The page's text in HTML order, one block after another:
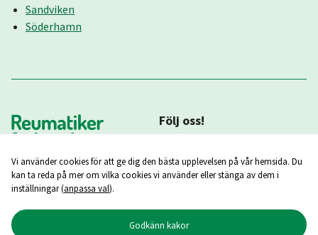
Sandviken
Söderhamn
Följ oss!
Vi använder cookies för att ge dig den bästa upplevelsen på vår hemsida. Du
kan ta reda på mer om vilka cookies vi använder eller stänga av dem i
inställningar (anpassa val).
Godkänn kakor